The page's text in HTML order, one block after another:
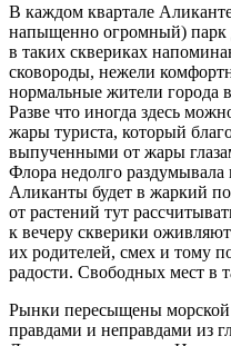
В каждом квартале
напыщенно огромный) парк
в таких сквериках
сковороды, нежели
нормальные жители города
Разве что иногда здесь
жары туриста, который
выпученными от жары
Флора недолго
Аликанты будет в жаркий
от растений тут
к вечеру скверики
их родителей, смех и тому
радости. Свободных мест в
Рынки пересыщены
правдами и неправдами из